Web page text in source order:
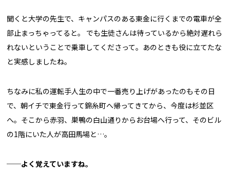
聞くと大学の先生で、キャンパスのある東金に行くまでの電車が全
部止まっちゃってると。 でも生徒さんは待っているから絶対遅れら
れないということで乗車してくださって。あのときも役に立てたな
と実感しましたね。
ちなみに私の運転手人生の中で一番売り上げがあったのもその日
で、朝イチで東金行って錦糸町へ帰ってきてから、今度は杉並区
へ。そこから赤羽、巣鴨の白山通りからお台場へ行って、そのビル
の1階にいた人が高田馬場と…。
──よく覚えていますね。